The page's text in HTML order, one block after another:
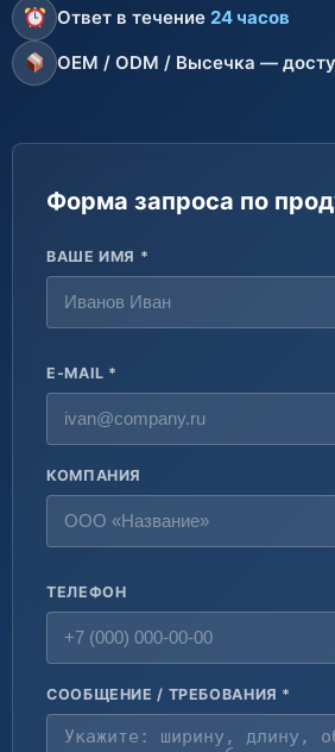
Ответ в течение 24 часов
OEM / ODM / Высечка —
Форма запроса по
ВАШЕ ИМЯ *
E-MAIL *
КОМПАНИЯ
ТЕЛЕФОН
СООБЩЕНИЕ / ТРЕБОВАНИЯ *